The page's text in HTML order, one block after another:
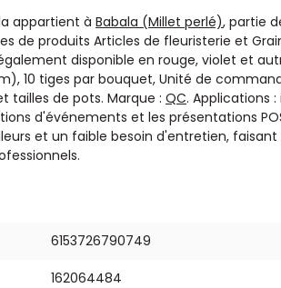
appartient à Babala (Millet perlé), partie
de produits Articles de fleuristerie et
disponible en rouge, violet et
10 tiges par bouquet, Unité de
tailles de pots. Marque : QC. Applications
d'événements et les présentations
et un faible besoin d'entretien,
6153726790749
162064484